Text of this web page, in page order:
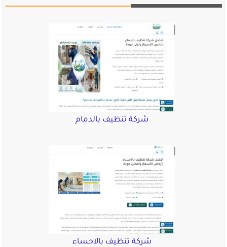
شركة تنظيف بالدمام
شركة تنظيف بالاحساء